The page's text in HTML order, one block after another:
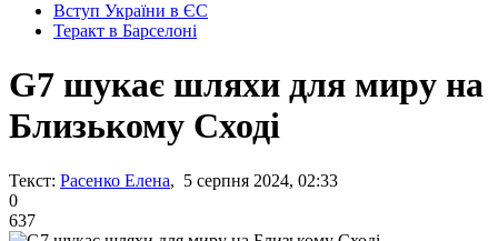
Вступ України в ЄС
Теракт в Барселоні
G7 шукає шляхи для миру на
Близькому Сході
Текст: Расенко Елена, 5 серпня 2024, 02:33
0
637